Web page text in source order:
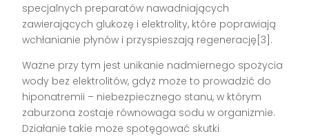
specjalnych preparatów nawadniających
zawierających glukozę i elektrolity, które poprawiają
wchłanianie płynów i przyspieszają regenerację[3].
Ważne przy tym jest unikanie nadmiernego spożycia
wody bez elektrolitów, gdyż może to prowadzić do
hiponatremii – niebezpiecznego stanu, w którym
zaburzona zostaje równowaga sodu w organizmie.
Działanie takie może spotęgować skutki